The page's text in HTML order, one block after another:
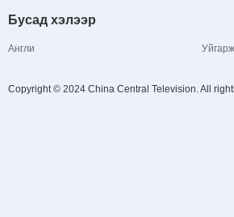
Бусад хэлээр
Англи
Copyright © 2024 China Central Television. All